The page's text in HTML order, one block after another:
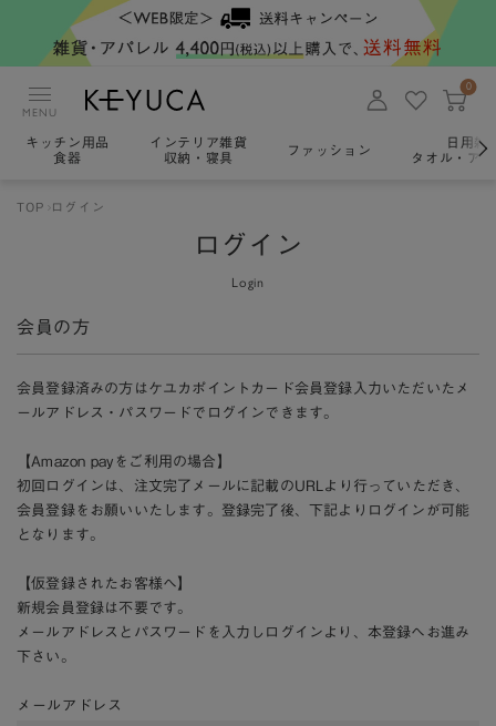
MENU
0
キッチン用品
食器
インテリア雑貨
収納・寝具
ファッション
日用雑
タオル・ア
TOP ログイン
ログイン
Login
会員の方
会員登録済みの方はケユカポイントカード会員登録入力いただいたメ
ールアドレス・パスワードでログインできます。
【Amazon payをご利用の場合】
初回ログインは、注文完了メールに記載のURLより行っていただき、
会員登録をお願いいたします。登録完了後、下記よりログインが可能
となります。
【仮登録されたお客様へ】
新規会員登録は不要です。
メールアドレスとパスワードを入力しログインより、本登録へお進み
下さい。
メールアドレス